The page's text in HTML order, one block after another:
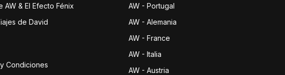
AW & El Efecto Fénix
de David
Condiciones
AW - Portugal
AW - Alemania
AW - France
AW - Italia
AW - Austria